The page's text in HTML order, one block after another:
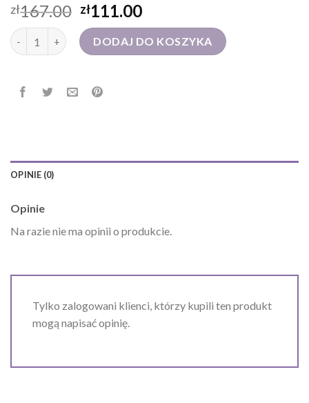
zł167.00 zł111.00
ilość torba podróżna dużaDODAJ DO KOSZYKA
OPINIE (0)
Opinie
Na razie nie ma opinii o produkcie.
Tylko zalogowani klienci, którzy kupili ten produkt
mogą napisać opinię.